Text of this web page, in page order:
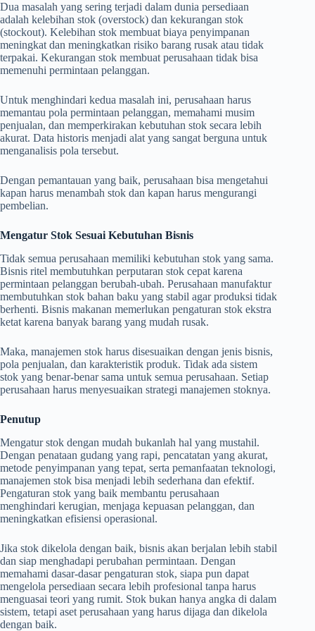
Dua masalah yang sering terjadi dalam dunia persediaan
adalah kelebihan stok (overstock) dan kekurangan stok
(stockout). Kelebihan stok membuat biaya penyimpanan
meningkat dan meningkatkan risiko barang rusak atau tidak
terpakai. Kekurangan stok membuat perusahaan tidak bisa
memenuhi permintaan pelanggan.
Untuk menghindari kedua masalah ini, perusahaan harus
memantau pola permintaan pelanggan, memahami musim
penjualan, dan memperkirakan kebutuhan stok secara lebih
akurat. Data historis menjadi alat yang sangat berguna untuk
menganalisis pola tersebut.
Dengan pemantauan yang baik, perusahaan bisa mengetahui
kapan harus menambah stok dan kapan harus mengurangi
pembelian.
Mengatur Stok Sesuai Kebutuhan Bisnis
Tidak semua perusahaan memiliki kebutuhan stok yang sama.
Bisnis ritel membutuhkan perputaran stok cepat karena
permintaan pelanggan berubah-ubah. Perusahaan manufaktur
membutuhkan stok bahan baku yang stabil agar produksi tidak
berhenti. Bisnis makanan memerlukan pengaturan stok ekstra
ketat karena banyak barang yang mudah rusak.
Maka, manajemen stok harus disesuaikan dengan jenis bisnis,
pola penjualan, dan karakteristik produk. Tidak ada sistem
stok yang benar-benar sama untuk semua perusahaan. Setiap
perusahaan harus menyesuaikan strategi manajemen stoknya.
Penutup
Mengatur stok dengan mudah bukanlah hal yang mustahil.
Dengan penataan gudang yang rapi, pencatatan yang akurat,
metode penyimpanan yang tepat, serta pemanfaatan teknologi,
manajemen stok bisa menjadi lebih sederhana dan efektif.
Pengaturan stok yang baik membantu perusahaan
menghindari kerugian, menjaga kepuasan pelanggan, dan
meningkatkan efisiensi operasional.
Jika stok dikelola dengan baik, bisnis akan berjalan lebih stabil
dan siap menghadapi perubahan permintaan. Dengan
memahami dasar-dasar pengaturan stok, siapa pun dapat
mengelola persediaan secara lebih profesional tanpa harus
menguasai teori yang rumit. Stok bukan hanya angka di dalam
sistem, tetapi aset perusahaan yang harus dijaga dan dikelola
dengan baik.